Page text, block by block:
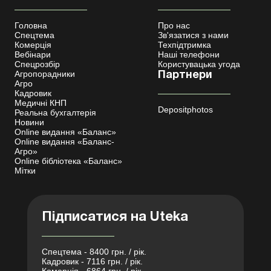
Головна
Спецтема
Комерція
Вебінари
Спецрозбір
Агропорадники
Агро
Кадровик
Медичні КНП
Реальна бухгалтерія
Новини
Online видання «Баланс»
Online видання «Баланс-
Агро»
Online бібліотека «Баланс»
Мітки
Про нас
Зв'язатися з нами
Техпідтримка
Наші телефони
Користувацька угода
Партнери
Depositphotos
Підписатися на Uteka
Спецтема - 8400 грн. / рік.
Кадровик - 7116 грн. / рік.